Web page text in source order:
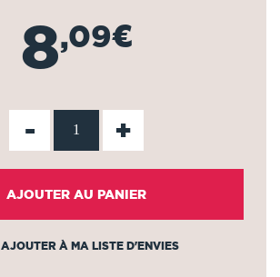
8,09€
- +
AJOUTER AU PANIER
AJOUTER À MA LISTE D'ENVIES